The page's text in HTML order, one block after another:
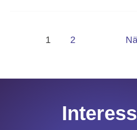
1 2